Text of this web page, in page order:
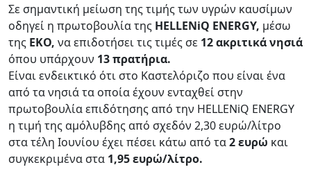
Σε σημαντική μείωση της τιμής των υγρών καυσίμων
οδηγεί η πρωτοβουλία της HELLENiQ ENERGY, μέσω
της ΕΚΟ, να επιδοτήσει τις τιμές σε 12 ακριτικά νησιά
όπου υπάρχουν 13 πρατήρια.
Είναι ενδεικτικό ότι στο Καστελόριζο που είναι ένα
από τα νησιά τα οποία έχουν ενταχθεί στην
πρωτοβουλία επιδότησης από την HELLENiQ ENERGY
η τιμή της αμόλυβδης από σχεδόν 2,30 ευρώ/λίτρο
στα τέλη Ιουνίου έχει πέσει κάτω από τα2 ευρώ και
συγκεκριμένα στα 1,95 ευρώ/λίτρο.